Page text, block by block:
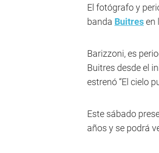
El fotógrafo y
banda Buitresen
Barizzoni, es
Buitres desde el
estrenó “El cielo
Este sábado
años y se podrá